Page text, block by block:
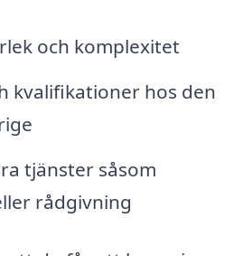
och komplexitet
kvalifikationer hos den
tjänster såsom
rådgivning